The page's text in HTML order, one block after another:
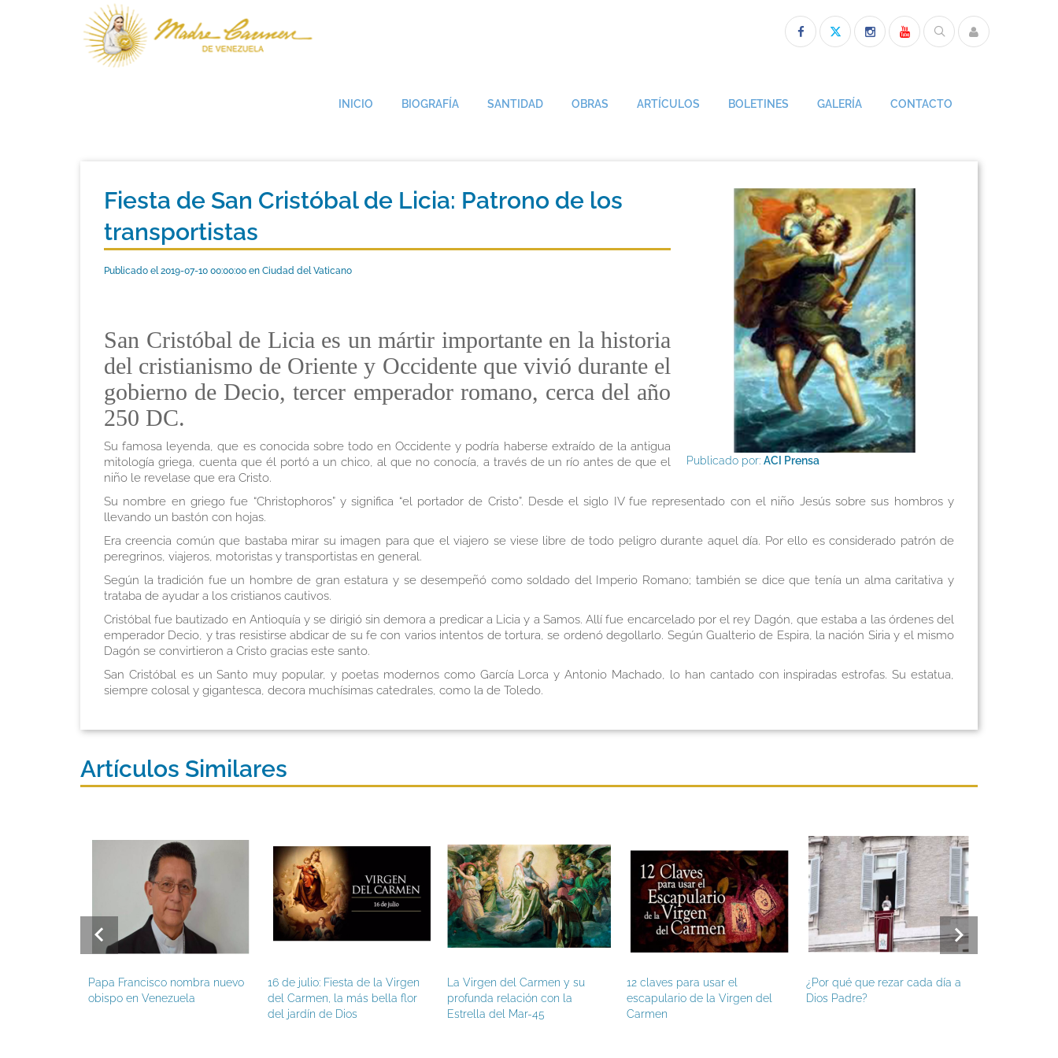
INICIO BIOGRAFÍA SANTIDAD OBRAS ARTÍCULOS BOLETINES GALERÍA CONTACTO
Publicado por: ACI Prensa
Fiesta de San Cristóbal de Licia: Patrono de los
transportistas
Publicado el 2019-07-10 00:00:00 en Ciudad del Vaticano
San Cristóbal de Licia es un mártir importante en la historia
del cristianismo de Oriente y Occidente que vivió durante el
gobierno de Decio, tercer emperador romano, cerca del año
250 DC.
Su famosa leyenda, que es conocida sobre todo en Occidente y podría haberse extraído de la antigua
mitología griega, cuenta que él portó a un chico, al que no conocía, a través de un río antes de que el
niño le revelase que era Cristo.
Su nombre en griego fue “Christophoros” y significa “el portador de Cristo”. Desde el siglo IV fue representado con el niño Jesús sobre sus hombros y
llevando un bastón con hojas.
Era creencia común que bastaba mirar su imagen para que el viajero se viese libre de todo peligro durante aquel día. Por ello es considerado patrón de
peregrinos, viajeros, motoristas y transportistas en general.
Según la tradición fue un hombre de gran estatura y se desempeñó como soldado del Imperio Romano; también se dice que tenía un alma caritativa y
trataba de ayudar a los cristianos cautivos.
Cristóbal fue bautizado en Antioquía y se dirigió sin demora a predicar a Licia y a Samos. Allí fue encarcelado por el rey Dagón, que estaba a las órdenes del
emperador Decio, y tras resistirse abdicar de su fe con varios intentos de tortura, se ordenó degollarlo. Según Gualterio de Espira, la nación Siria y el mismo
Dagón se convirtieron a Cristo gracias este santo.
San Cristóbal es un Santo muy popular, y poetas modernos como García Lorca y Antonio Machado, lo han cantado con inspiradas estrofas. Su estatua,
siempre colosal y gigantesca, decora muchísimas catedrales, como la de Toledo.
Artículos Similares
nombra nuevo
16 de julio: Fiesta de la Virgen
del Carmen, la más bella flor
La Virgen del Carmen y su
profunda relación con la
Estrella del Mar-45
12 claves para usar el
escapulario de la Virgen del
Carmen
¿Por qué que rezar cada día a
Dios Padre?
Hoy es fiesta de Santiago